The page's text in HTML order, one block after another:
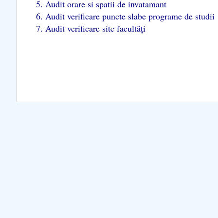
5. Audit orare si spatii de invatamant
6. Audit verificare puncte slabe programe de studii
7. Audit verificare site facultăți
further information...